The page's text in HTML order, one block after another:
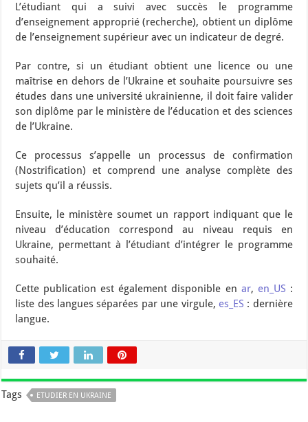
L’étudiant qui a suivi avec succès le programme
d’enseignement approprié (recherche), obtient un diplôme
de l’enseignement supérieur avec un indicateur de degré.
Par contre, si un étudiant obtient une licence ou une
maîtrise en dehors de l’Ukraine et souhaite poursuivre ses
études dans une université ukrainienne, il doit faire valider
son diplôme par le ministère de l’éducation et des sciences
de l’Ukraine.
Ce processus s’appelle un processus de confirmation
(Nostrification) et comprend une analyse complète des
sujets qu’il a réussis.
Ensuite, le ministère soumet un rapport indiquant que le
niveau d’éducation correspond au niveau requis en
Ukraine, permettant à l’étudiant d’intégrer le programme
souhaité.
Cette publication est également disponible en ar, en_US :
liste des langues séparées par une virgule, es_ES : dernière
langue.
Tags ETUDIER EN UKRAINE